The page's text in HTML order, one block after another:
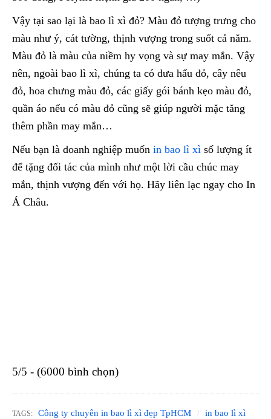
Vậy tại sao lại là bao lì xì đỏ? Màu đỏ tượng trưng cho
màu như ý, cát tường, thịnh vượng trong suốt cả năm.
Màu đỏ là màu của niềm hy vọng và sự may mắn. Vậy
nên, ngoài bao lì xì, chúng ta có dưa hấu đỏ, cây nêu
đỏ, hoa chưng màu đỏ, các giấy gói bánh kẹo màu đỏ,
quần áo nếu có màu đỏ cũng sẽ giúp người mặc tăng
thêm phần may mắn…
Nếu bạn là doanh nghiệp muốn in bao lì xì số lượng ít
để tặng đối tác của mình như một lời cầu chúc may
mắn, thịnh vượng đến với họ. Hãy liên lạc ngay cho In
Á Châu.
5/5 - (6000 bình chọn)
TAGS: Công ty chuyên in bao lì xì đẹp TpHCM
in bao lì xì